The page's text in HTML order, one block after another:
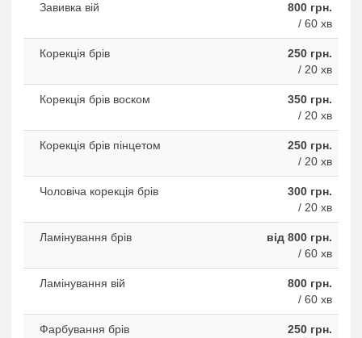
Завивка вій
800 грн.
/ 60 хв
Корекція брів
250 грн.
/ 20 хв
Корекція брів воском
350 грн.
/ 20 хв
Корекція брів пінцетом
250 грн.
/ 20 хв
Чоловіча корекція брів
300 грн.
/ 20 хв
Ламінування брів
від 800 грн.
/ 60 хв
Ламінування вій
800 грн.
/ 60 хв
Фарбування брів
250 грн.